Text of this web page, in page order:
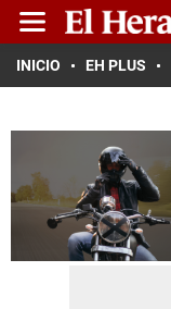
INICIO EH PLUS